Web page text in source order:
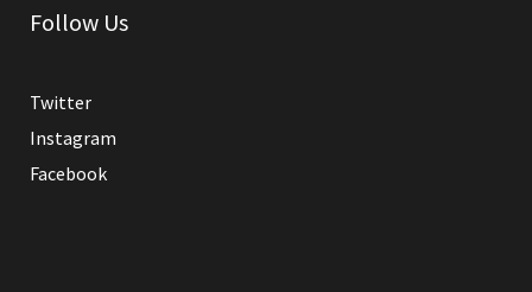
Follow Us
Twitter
Instagram
Facebook